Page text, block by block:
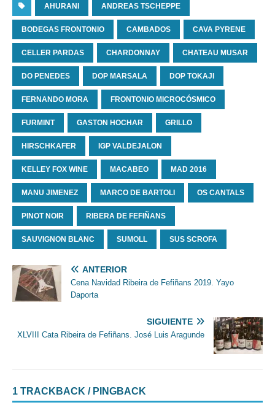
AHURANI ANDREAS TSCHEPPE
BODEGAS FRONTONIO CAMBADOS CAVA PYRENE
CELLER PARDAS CHARDONNAY CHATEAU MUSAR
DO PENEDES DOP MARSALA DOP TOKAJI
FERNANDO MORA FRONTONIO MICROCÓSMICO
FURMINT GASTON HOCHAR GRILLO
HIRSCHKAFER IGP VALDEJALON
KELLEY FOX WINE MACABEO MAD 2016
MANU JIMENEZ MARCO DE BARTOLI OS CANTALS
PINOT NOIR RIBERA DE FEFIÑANS
SAUVIGNON BLANC SUMOLL SUS SCROFA
ANTERIOR
Cena Navidad Ribeira de Fefiñans 2019. Yayo
Daporta
SIGUIENTE
XLVIII Cata Ribeira de Fefiñans. José Luis Aragunde
1 TRACKBACK / PINGBACK